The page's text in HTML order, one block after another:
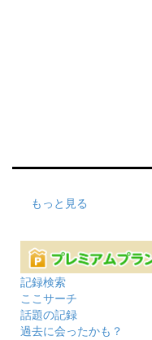
もっと見る
記録検索
ここサーチ
話題の記録
過去に会ったかも？